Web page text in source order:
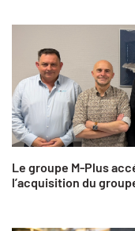
Le groupe M-Plus
l’acquisition du